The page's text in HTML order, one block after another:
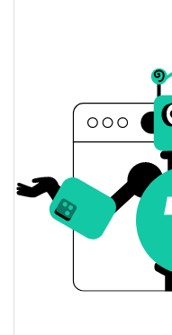
открытия / закрытия
Вчерашнее
Вчерашний объем
balajis История цены
Мин. / макс цена за